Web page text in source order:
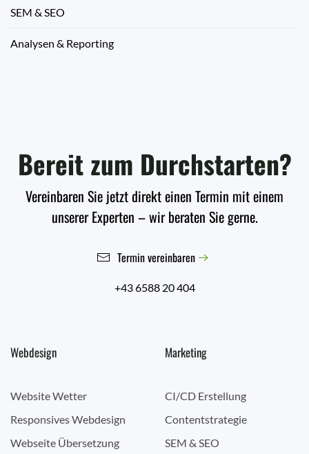
SEM & SEO
Analysen & Reporting
Bereit zum Durchstarten?
Vereinbaren Sie jetzt direkt einen Termin mit einem
unserer Experten – wir beraten Sie gerne.
Termin vereinbaren
+43 6588 20 404
Webdesign
Website Wetter
Responsives Webdesign
Webseite Übersetzung
Marketing
CI/CD Erstellung
Contentstrategie
SEM & SEO